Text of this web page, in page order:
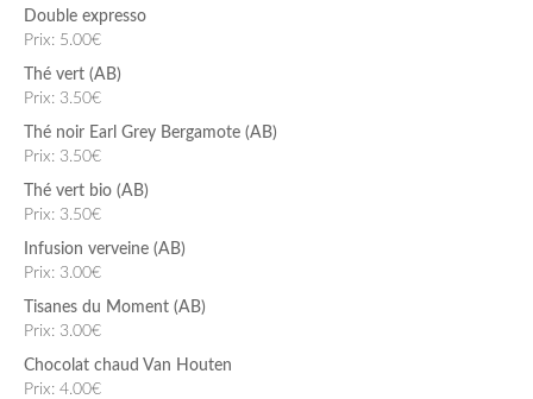
Double expresso
Prix: 5.00€
Thé vert (AB)
Prix: 3.50€
Thé noir Earl Grey Bergamote (AB)
Prix: 3.50€
Thé vert bio (AB)
Prix: 3.50€
Infusion verveine (AB)
Prix: 3.00€
Tisanes du Moment (AB)
Prix: 3.00€
Chocolat chaud Van Houten
Prix: 4.00€